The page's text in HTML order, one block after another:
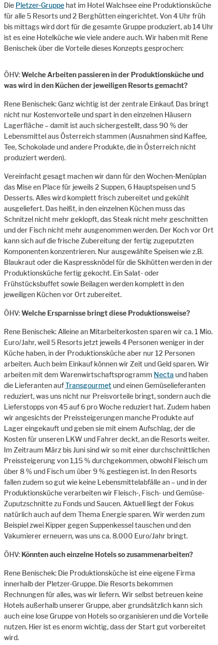
Die Pletzer-Gruppe hat im Hotel Walchsee eine Produktionsküche
für alle 5 Resorts und 2 Berghütten eingerichtet. Von 4 Uhr früh
bis mittags wird dort für die gesamte Gruppe produziert, ab 14 Uhr
ist es eine Hotelküche wie viele andere auch. Wir haben mit Rene
Benischek über die Vorteile dieses Konzepts gesprochen:
ÖHV:Welche Arbeiten passieren in der Produktionsküche und
was wird in den Küchen der jeweiligen Resorts gemacht?
Rene Benischek: Ganz wichtig ist der zentrale Einkauf. Das bringt
nicht nur Kostenvorteile und spart in den einzelnen Häusern
Lagerfläche – damit ist auch sichergestellt, dass 90 % der
Lebensmittel aus Österreich stammen (Ausnahmen sind Kaffee,
Tee, Schokolade und andere Produkte, die in Österreich nicht
produziert werden).
Vereinfacht gesagt machen wir dann für den Wochen-Menüplan
das Mise en Place für jeweils 2 Suppen, 6 Hauptspeisen und 5
Desserts. Alles wird komplett frisch zubereitet und gekühlt
ausgeliefert. Das heißt, in den einzelnen Küchen muss das
Schnitzel nicht mehr geklopft, das Steak nicht mehr geschnitten
und der Fisch nicht mehr ausgenommen werden. Der Koch vor Ort
kann sich auf die frische Zubereitung der fertig zugeputzten
Komponenten konzentrieren. Nur ausgewählte Speisen wie z.B.
Blaukraut oder die Kaspressknödel für die Skihütten werden in der
Produktionsküche fertig gekocht. Ein Salat- oder
Frühstücksbuffet sowie Beilagen werden komplett in den
jeweiligen Küchen vor Ort zubereitet.
ÖHV:Welche Ersparnisse bringt diese Produktionsweise?
Rene Benischek: Alleine an Mitarbeiterkosten sparen wir ca. 1 Mio.
Euro/Jahr, weil 5 Resorts jetzt jeweils 4 Personen weniger in der
Küche haben, in der Produktionsküche aber nur 12 Personen
arbeiten. Auch beim Einkauf können wir Zeit und Geld sparen. Wir
arbeiten mit dem Warenwirtschaftsprogramm Necta und haben
die Lieferanten aufTransgourmet und einen Gemüselieferanten
reduziert, was uns nicht nur Preisvorteile bringt, sondern auch die
Lieferstopps von 45 auf 6 pro Woche reduziert hat. Zudem haben
wir angesichts der Preissteigerungen manche Produkte auf
Lager eingekauft und geben sie mit einem Aufschlag, der die
Kosten für unseren LKW und Fahrer deckt, an die Resorts weiter.
Im Zeitraum März bis Juni sind wir so mit einer durchschnittlichen
Preissteigerung von 1,15 % durchgekommen, obwohl Fleisch um
über 8 % und Fisch um über 9 % gestiegen ist. In den Resorts
fallen zudem so gut wie keine Lebensmittelabfälle an – und in der
Produktionsküche verarbeiten wir Fleisch-, Fisch- und Gemüse-
Zuputzschnitte zu Fonds und Saucen. Aktuell liegt der Fokus
natürlich auch auf dem Thema Energie sparen. Wir werden zum
Beispiel zwei Kipper gegen Suppenkessel tauschen und den
Vakumierer erneuern, was uns ca. 8.000 Euro/Jahr bringt.
ÖHV: Könnten auch einzelne Hotels so zusammenarbeiten?
Rene Benischek: Die Produktionsküche ist eine eigene Firma
innerhalb der Pletzer-Gruppe. Die Resorts bekommen
Rechnungen für alles, was wir liefern. Wir selbst betreuen keine
Hotels außerhalb unserer Gruppe, aber grundsätzlich kann sich
auch eine lose Gruppe von Hotels so organisieren und die Vorteile
nutzen. Hier ist es enorm wichtig, dass der Start gut vorbereitet
wird.